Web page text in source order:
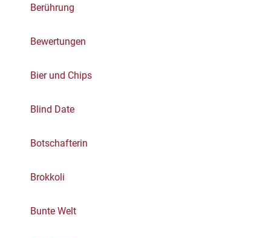
Berührung
Bewertungen
Bier und Chips
Blind Date
Botschafterin
Brokkoli
Bunte Welt